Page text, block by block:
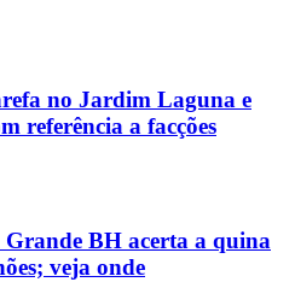
no Jardim Laguna e
referência a facções
Grande BH acerta a quina
veja onde